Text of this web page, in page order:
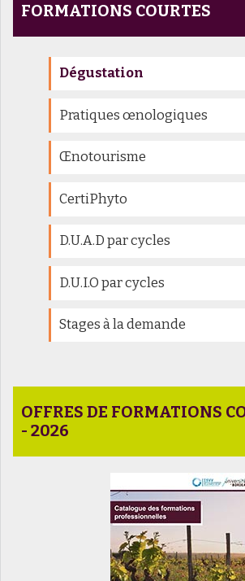
FORMATIONS COURTES
Dégustation
Pratiques œnologiques
Œnotourisme
CertiPhyto
D.U.A.D par cycles
D.U.I.O par cycles
Stages à la demande
OFFRES DE FORMATIONS
- 2026